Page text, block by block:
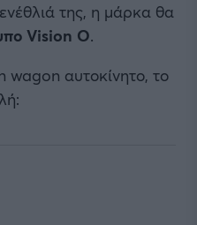
της, η μάρκα θα
Vision O.
wagon αυτοκίνητο, το